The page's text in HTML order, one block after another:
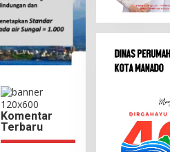
Komentar
Terbaru